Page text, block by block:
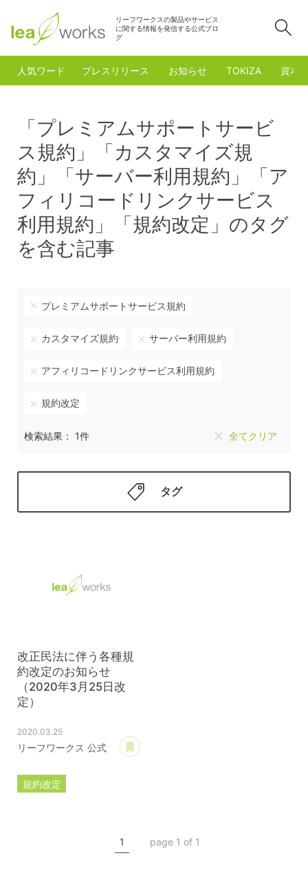
リーフワークスの製品やサービス
に関する情報を発信する公式ブロ
グ
人気ワード プレスリリース お知らせ TOKIZA 資本
「プレミアムサポートサービ
ス規約」「カスタマイズ規
約」「サーバー利用規約」「ア
フィリコードリンクサービス
利用規約」「規約改定」のタグ
を含む記事
プレミアムサポートサービス規約
カスタマイズ規約 サーバー利用規約
アフィリコードリンクサービス利用規約
規約改定
検索結果： 1件 全てクリア
タグ
改正民法に伴う各種規
約改定のお知らせ
（2020年3月25日改
定）
2020.03.25
リーフワークス 公式
規約改定
1 page 1 of 1